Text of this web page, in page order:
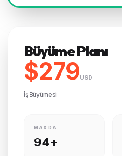
Büyüme Planı
$279USD
İş Büyümesi
MAX DA
94+